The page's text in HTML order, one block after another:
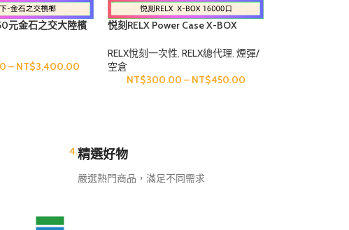
交錢一手交
關之任何內
全館滿1500免運 未滿 1500 運費 60 7-11/全家取貨付款 如遇
定假日)可能會延後到貨時間 再麻煩 老闆/老闆娘 衡量一下
小時即時回覆 下單包裹配達門市時間大約 4-6天 拒接急單呦
加LINE核實
元金石之交大陸檳
– NT$3,400.00
悦刻RELX Power Case X-BOX
RELX悅刻一次性, RELX總代理, 煙彈/
空倉
NT$300.00 – NT$450.00
4.精選好物
嚴選熱門商品，滿足不同需求